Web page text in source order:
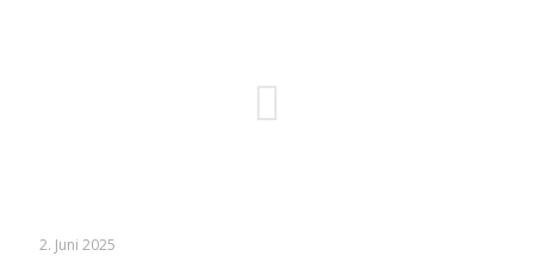
2. Juni 2025